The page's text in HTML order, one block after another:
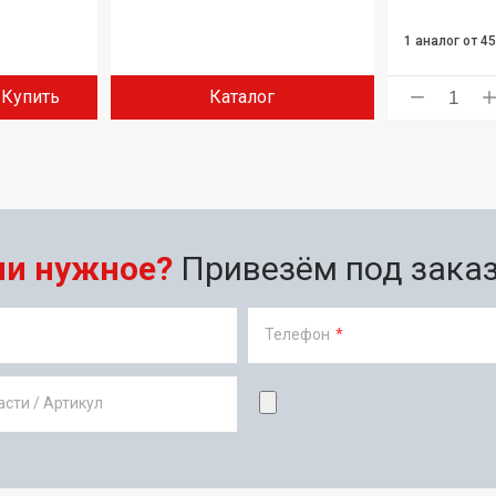
Купить Каталог
1 аналог от
нужное? Привезём под
Телефон *
/ Артикул